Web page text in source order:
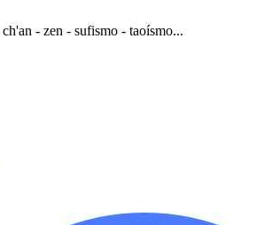
- zen - sufismo - taoísmo...